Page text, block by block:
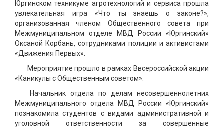
Юргинском техникуме агротехнологий и сервиса прошла
увлекательная игра «Что ты знаешь о законе?»,
организованная членом Общественного совета при
Межмуниципальном отделе МВД России «Юргинский»
Оксаной Корбань, сотрудниками полиции и активистами
«Движения Первых».
Мероприятие прошло в рамках Ввсероссийской акции
«Каникулы с Общественным советом».
Начальник отдела по делам несовершеннолетних
Межмуниципального отдела МВД России «Юргинский»
познакомила студентов с видами административной и
уголовной ответственности за совершенные